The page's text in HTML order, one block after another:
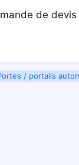
de devis
/ portails